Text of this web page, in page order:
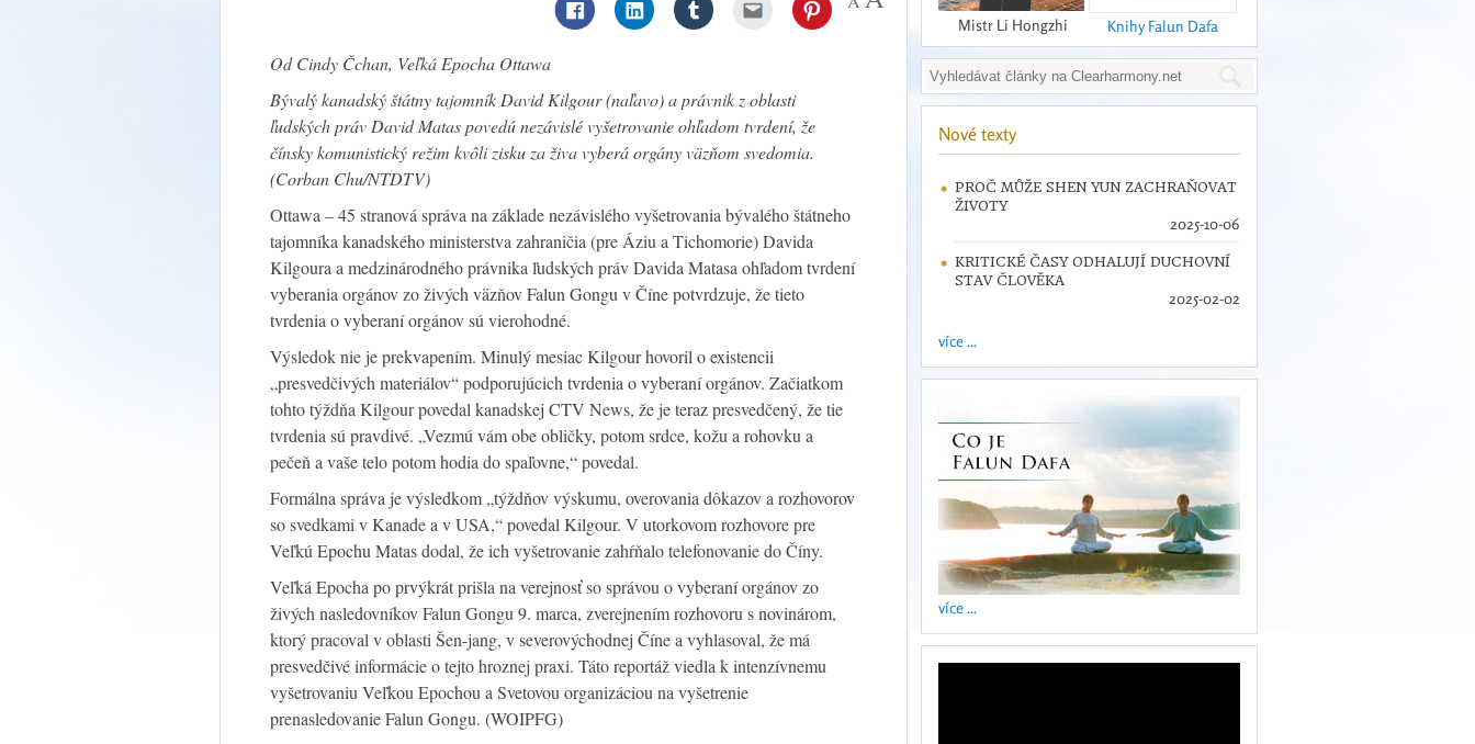
Od Cindy Čchan, Veľká Epocha Ottawa
Bývalý kanadský štátny tajomník David Kilgour (naľavo) a právnik z oblasti
ľudských práv David Matas povedú nezávislé vyšetrovanie ohľadom tvrdení, že
čínsky komunistický režim kvôli zisku za živa vyberá orgány väzňom svedomia.
(Corban Chu/NTDTV)
Ottawa – 45 stranová správa na základe nezávislého vyšetrovania bývalého štátneho
tajomníka kanadského ministerstva zahraničia (pre Áziu a Tichomorie) Davida
Kilgoura a medzinárodného právnika ľudských práv Davida Matasa ohľadom tvrdení
vyberania orgánov zo živých väzňov Falun Gongu v Číne potvrdzuje, že tieto
tvrdenia o vyberaní orgánov sú vierohodné.
Výsledok nie je prekvapením. Minulý mesiac Kilgour hovoril o existencii
„presvedčivých materiálov“ podporujúcich tvrdenia o vyberaní orgánov. Začiatkom
tohto týždňa Kilgour povedal kanadskej CTV News, že je teraz presvedčený, že tie
tvrdenia sú pravdivé. „Vezmú vám obe obličky, potom srdce, kožu a rohovku a
pečeň a vaše telo potom hodia do spaľovne,“ povedal.
Formálna správa je výsledkom „týždňov výskumu, overovania dôkazov a rozhovorov
so svedkami v Kanade a v USA,“ povedal Kilgour. V utorkovom rozhovore pre
Veľkú Epochu Matas dodal, že ich vyšetrovanie zahŕňalo telefonovanie do Číny.
Veľká Epocha po prvýkrát prišla na verejnosť so správou o vyberaní orgánov zo
živých nasledovníkov Falun Gongu 9. marca, zverejnením rozhovoru s novinárom,
ktorý pracoval v oblasti Šen-jang, v severovýchodnej Číne a vyhlasoval, že má
presvedčivé informácie o tejto hroznej praxi. Táto reportáž viedla k intenzívnemu
vyšetrovaniu Veľkou Epochou a Svetovou organizáciou na vyšetrenie
prenasledovanie Falun Gongu. (WOIPFG)
Mistr Li Hongzhi Knihy Falun Dafa
Nové texty
PROČ MŮŽE SHEN YUN ZACHRAŇOVAT
ŽIVOTY
2025-10-06
KRITICKÉ ČASY ODHALUJÍ DUCHOVNÍ
STAV ČLOVĚKA
2025-02-02
více ...
více ...